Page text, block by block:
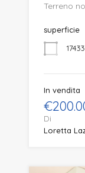
Terreno
superficie
17433
In vendita
Di
Loretta